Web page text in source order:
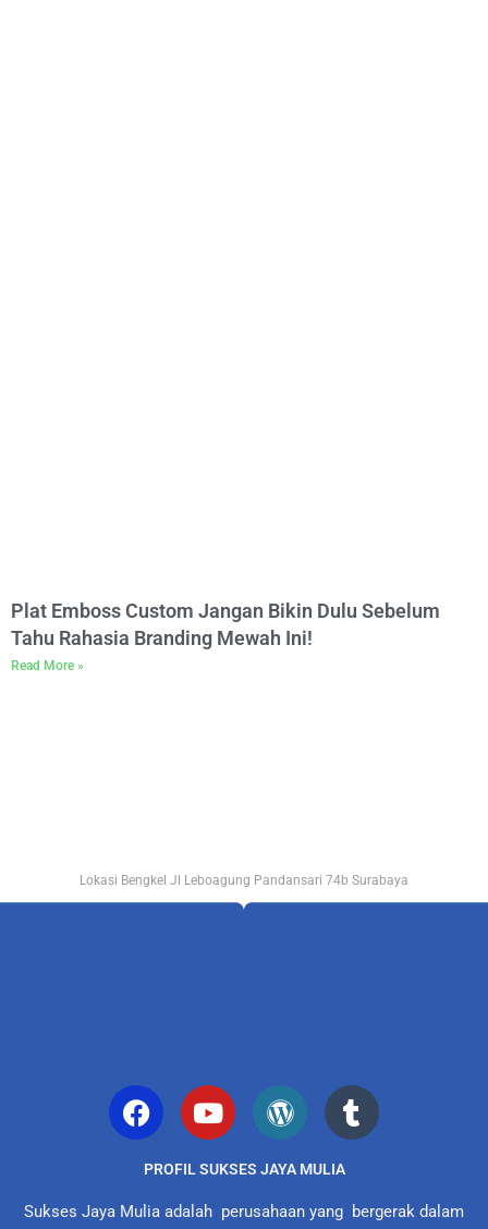
Plat Emboss Custom Jangan Bikin Dulu Sebelum
Tahu Rahasia Branding Mewah Ini!
Read More »
Lokasi Bengkel Jl Leboagung Pandansari 74b Surabaya
PROFIL SUKSES JAYA MULIA
Sukses Jaya Mulia adalah perusahaan yang bergerak dalam